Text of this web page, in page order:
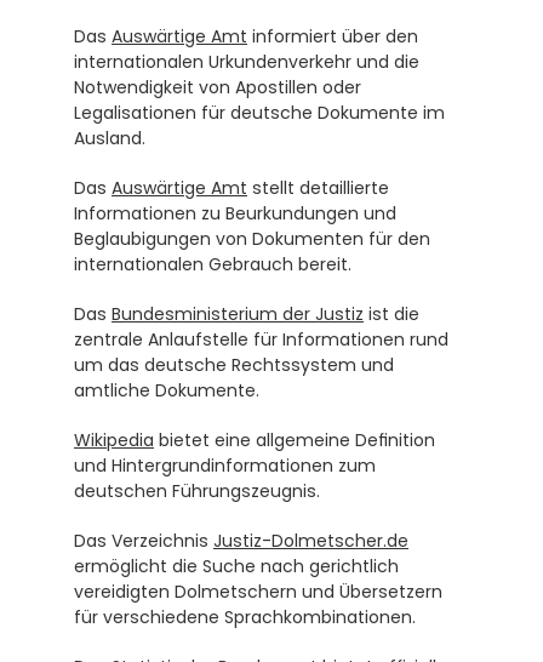
Das Auswärtige Amt informiert über den
internationalen Urkundenverkehr und die
Notwendigkeit von Apostillen oder
Legalisationen für deutsche Dokumente im
Ausland.
Das Auswärtige Amt stellt detaillierte
Informationen zu Beurkundungen und
Beglaubigungen von Dokumenten für den
internationalen Gebrauch bereit.
Das Bundesministerium der Justiz ist die
zentrale Anlaufstelle für Informationen rund
um das deutsche Rechtssystem und
amtliche Dokumente.
Wikipedia bietet eine allgemeine Definition
und Hintergrundinformationen zum
deutschen Führungszeugnis.
Das Verzeichnis Justiz-Dolmetscher.de
ermöglicht die Suche nach gerichtlich
vereidigten Dolmetschern und Übersetzern
für verschiedene Sprachkombinationen.